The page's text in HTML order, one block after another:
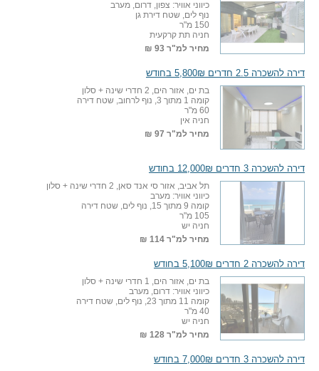
כיווני אוויר: צפון, דרום, מערב
נוף לים, שטח דירת גן
150 מ"ר
חניה תת קרקעית
מחיר למ"ר 93 ₪
דירה להשכרה 2.5 חדרים 5,800₪ בחודש
בת ים, אזור הים, 2 חדרי שינה + סלון
קומה 1 מתוך 3, נוף לרחוב, שטח דירה
60 מ"ר
חניה אין
מחיר למ"ר 97 ₪
דירה להשכרה 3 חדרים 12,000₪ בחודש
תל אביב, אזור סי אנד סאן, 2 חדרי שינה + סלון
כיווני אוויר: מערב
קומה 9 מתוך 15, נוף לים, שטח דירה
105 מ"ר
חניה יש
מחיר למ"ר 114 ₪
דירה להשכרה 2 חדרים 5,100₪ בחודש
בת ים, אזור הים, 1 חדרי שינה + סלון
כיווני אוויר: דרום, מערב
קומה 11 מתוך 23, נוף לים, שטח דירה
40 מ"ר
חניה יש
מחיר למ"ר 128 ₪
דירה להשכרה 3 חדרים 7,000₪ בחודש